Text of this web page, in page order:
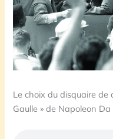
Le choix du disquaire de
Gaulle » de Napoleon